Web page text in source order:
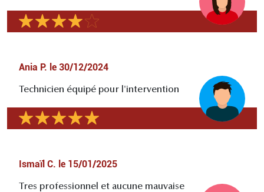
Ania P. le 30/12/2024
Technicien équipé pour l'intervention
Ismaïl C. le 15/01/2025
Tres professionnel et aucune mauvaise